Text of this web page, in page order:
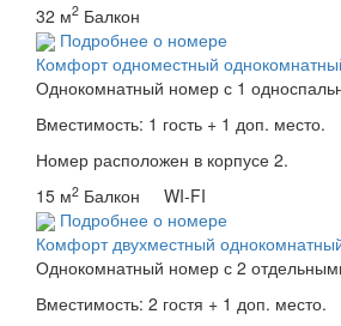
32 м2 Балкон
Подробнее о номере
Комфорт одноместный
Однокомнатный номер с 1
Вместимость: 1 гость + 1 доп. место.
Номер расположен в корпусе 2.
15 м2 Балкон WI-FI
Подробнее о номере
Комфорт двухместный
Однокомнатный номер с 2
Вместимость: 2 гостя + 1 доп. место.